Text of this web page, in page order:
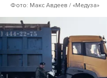
Фото: Макс Авдеев / «Медуза»